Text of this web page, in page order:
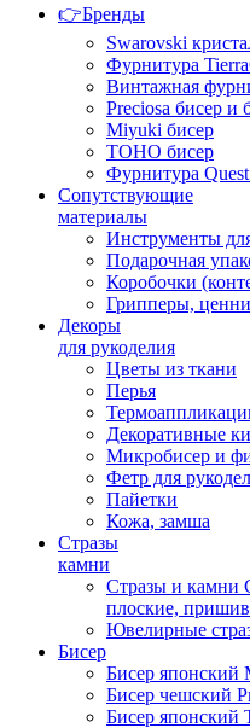
👉Бренды
Swarovski
Фурнитура
Винтажная
Preciosa бисер и
Miyuki бисер
TOHO бисер
Фурнитура
Сопутствующие
материалы
Инструменты
Подарочная
Коробочки
Грипперы,
Декоры
для рукоделия
Цветы из ткани
Перья
Декоративные
Микробисер и
Фетр для
Пайетки
Кожа, замша
Стразы
камни
Стразы и камни
плоские,
Ювелирные
Бисер
Бисер японский
Бисер чешский
Бисер японский